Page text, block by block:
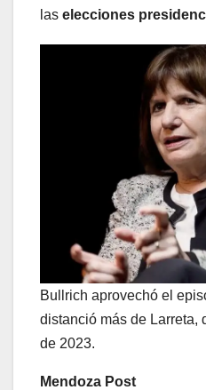
las elecciones
Bullrich aprovechó el
distanció más de Larreta,
de 2023.
Mendoza Post